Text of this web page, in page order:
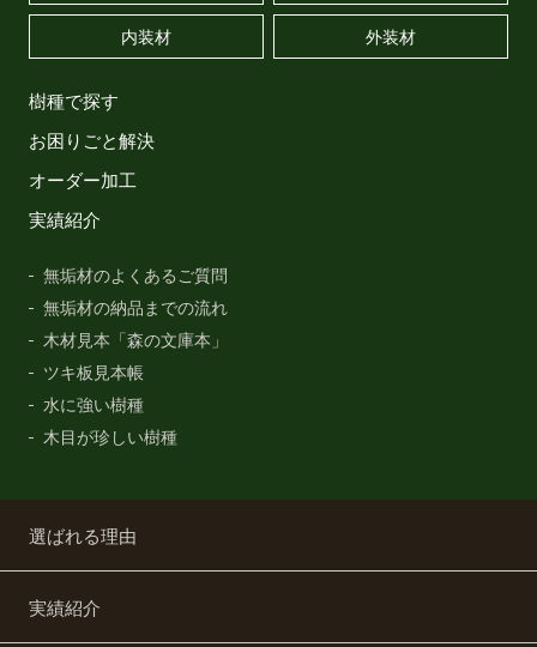
内装材 外装材
樹種で探す
お困りごと解決
オーダー加工
実績紹介
無垢材のよくあるご質問
無垢材の納品までの流れ
木材見本「森の文庫本」
ツキ板見本帳
水に強い樹種
木目が珍しい樹種
選ばれる理由
実績紹介